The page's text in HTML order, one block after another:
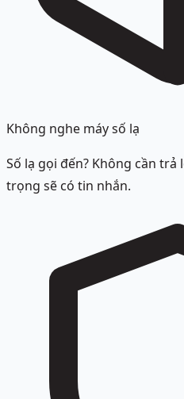
Không nghe máy số lạ
Số lạ gọi đến? Không cần trả
trọng sẽ có tin nhắn.